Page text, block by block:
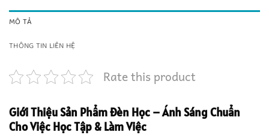
MÔ TẢ
THÔNG TIN LIÊN HỆ
Rate this product
Giới Thiệu Sản PhẩmĐèn Học – Ánh Sáng Chuẩn
Cho Việc Học Tập & Làm Việc